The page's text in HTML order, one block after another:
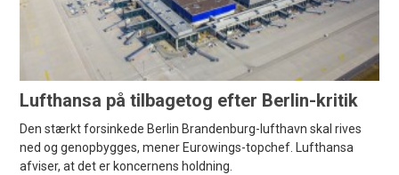
Lufthansa på tilbagetog efter Berlin-kritik
Den stærkt forsinkede Berlin Brandenburg-lufthavn skal rives
ned og genopbygges, mener Eurowings-topchef. Lufthansa
afviser, at det er koncernens holdning.